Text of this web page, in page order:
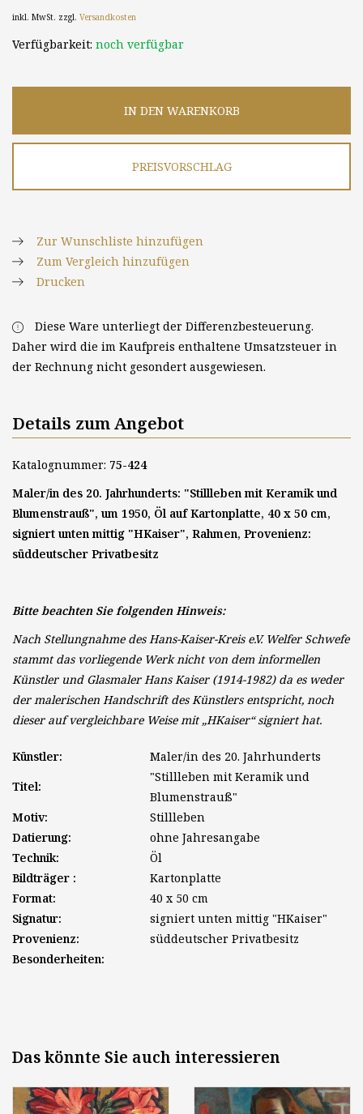
inkl. MwSt. zzgl. Versandkosten
Verfügbarkeit: noch verfügbar
IN DEN WARENKORB
PREISVORSCHLAG
Zur Wunschliste hinzufügen
Zum Vergleich hinzufügen
Drucken
Diese Ware unterliegt der Differenzbesteuerung.
Daher wird die im Kaufpreis enthaltene Umsatzsteuer in
der Rechnung nicht gesondert ausgewiesen.
Details zum Angebot
Katalognummer: 75-424
Maler/in des 20. Jahrhunderts: "Stillleben mit Keramik und
Blumenstrauß", um 1950, Öl auf Kartonplatte, 40 x 50 cm,
signiert unten mittig "HKaiser", Rahmen, Provenienz:
süddeutscher Privatbesitz
Bitte beachten Sie folgenden Hinweis:
Nach Stellungnahme des Hans-Kaiser-Kreis e.V. Welfer Schwefe
stammt das vorliegende Werk nicht von dem informellen
Künstler und Glasmaler Hans Kaiser (1914-1982) da es weder
der malerischen Handschrift des Künstlers entspricht, noch
dieser auf vergleichbare Weise mit „HKaiser“ signiert hat.
Künstler:
Maler/in des 20. Jahrhunderts
Titel:
"Stillleben mit Keramik und
Blumenstrauß"
Motiv:
Stillleben
Datierung:
ohne Jahresangabe
Technik:
Öl
Bildträger :
Kartonplatte
Format:
40 x 50 cm
Signatur:
signiert unten mittig "HKaiser"
Provenienz:
süddeutscher Privatbesitz
Besonderheiten:
Das könnte Sie auch interessieren